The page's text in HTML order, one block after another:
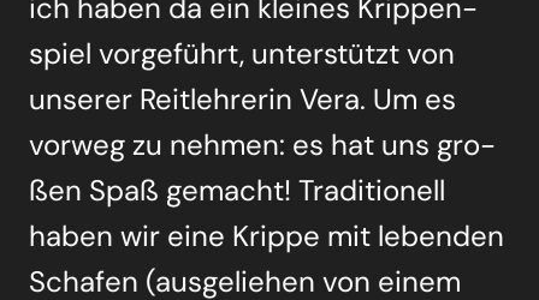
spiel vor­ge­führt, unter­stützt von
unse­rer Reit­leh­re­rin Vera. Um es
vor­weg zu neh­men: es hat uns gro­
ßen Spaß gemacht! Tra­di­tio­nell
haben wir eine Krip­pe mit leben­den
Scha­fen (aus­ge­lie­hen von einem